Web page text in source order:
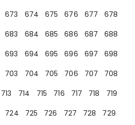
673 674 675 676 677
678
683 684 685 686 687
688
693 694 695 696 697
698
703 704 705 706 707
708
713 714 715 716 717 718
719
724 725 726 727 728
729